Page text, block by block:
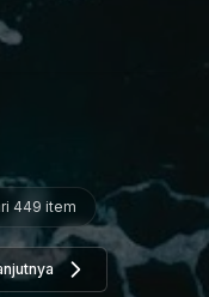
449 item